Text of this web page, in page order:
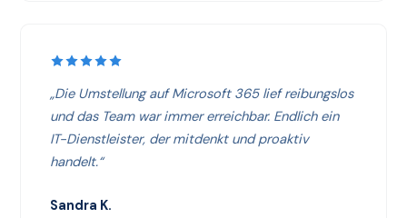
„Die Umstellung auf Microsoft 365 lief reibungslos
und das Team war immer erreichbar. Endlich ein
IT-Dienstleister, der mitdenkt und proaktiv
handelt.“
Sandra K.